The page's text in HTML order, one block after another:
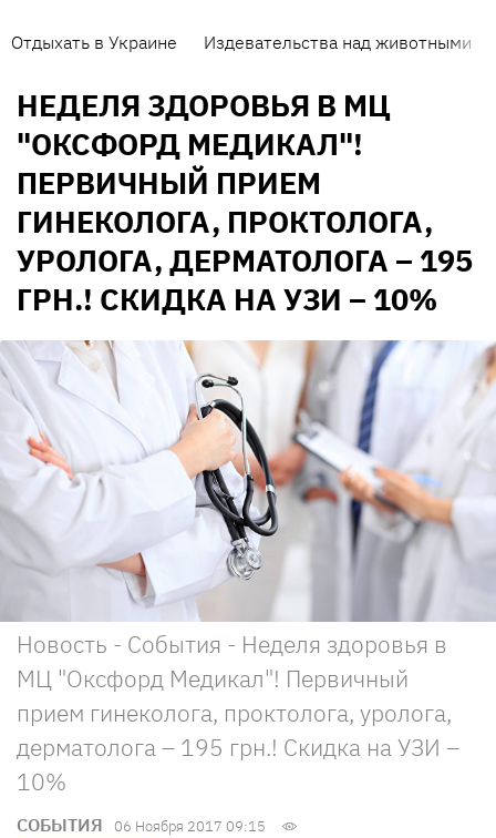
Отдыхать в Украине Издевательства над животными
НЕДЕЛЯ ЗДОРОВЬЯ В МЦ
"ОКСФОРД МЕДИКАЛ"!
ПЕРВИЧНЫЙ ПРИЕМ
ГИНЕКОЛОГА, ПРОКТОЛОГА,
УРОЛОГА, ДЕРМАТОЛОГА – 195
ГРН.! СКИДКА НА УЗИ – 10%
Новость - События - Неделя здоровья в
МЦ "Оксфорд Медикал"! Первичный
прием гинеколога, проктолога, уролога,
дерматолога – 195 грн.! Скидка на УЗИ –
10%
СОБЫТИЯ 06 Ноября 2017 09:15